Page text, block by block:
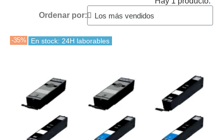
Ordenar por:
-35% En stock: 24H laborables